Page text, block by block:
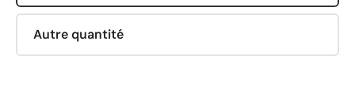
Autre quantité